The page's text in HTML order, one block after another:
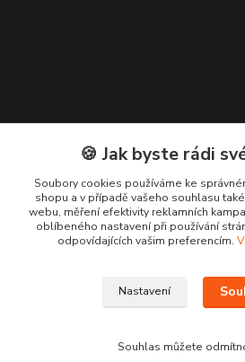
+420 776 619 833
m.francova@maka-design.cz
🍪 Jak byste rádi
Soubory cookies používáme ke
shopu a v případě vašeho souhlasu
webu, měření efektivity reklamních
oblíbeného nastavení při používání
odpovídajících vašim preferencím.
Nastavení
Souhlas můžete